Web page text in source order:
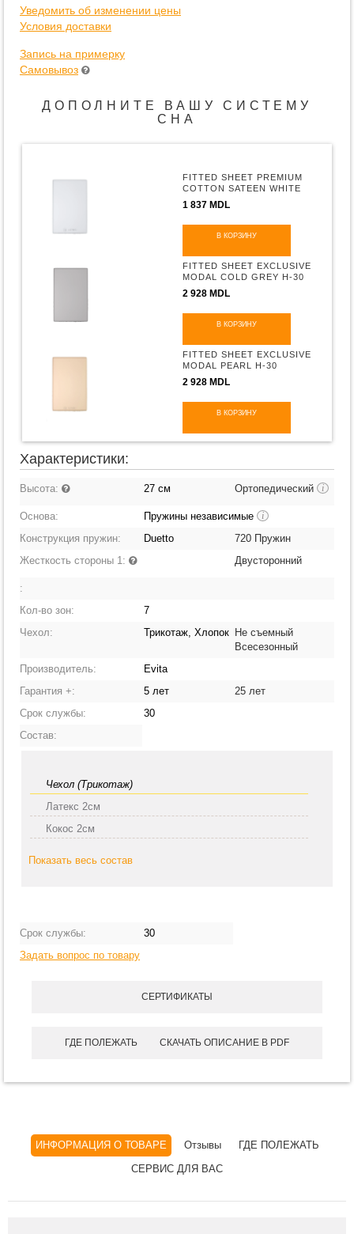
Уведомить об изменении цены
Условия доставки
Запись на примерку
Самовывоз
ДОПОЛНИТЕ ВАШУ СИСТЕМУ
СНА
FITTED SHEET PREMIUM
COTTON SATEEN WHITE
H-30
1 837 MDL
В КОРЗИНУ
FITTED SHEET EXCLUSIVE
MODAL COLD GREY H-30
2 928 MDL
В КОРЗИНУ
FITTED SHEET EXCLUSIVE
MODAL PEARL H-30
2 928 MDL
В КОРЗИНУ
Характеристики:
Высота: 27 см Ортопедический i
Основа: Пружины независимые i
Конструкция пружин: Duetto
720 Пружин
Жесткость стороны 1:
Двусторонний
:
Кол-во зон:
7
Чехол:
Трикотаж, Хлопок Не съемный
Всесезонный
Производитель:
Evita
Гарантия +:
5 лет
25 лет
Срок службы:
30
Состав:
Чехол (Трикотаж)
Латекс 2см
Кокос 2см
Показать весь состав
Срок службы:
30
Задать вопрос по товару
СЕРТИФИКАТЫ
ГДЕ ПОЛЕЖАТЬ СКАЧАТЬ ОПИСАНИЕ В PDF
ИНФОРМАЦИЯ О ТОВАРЕ Отзывы
ГДЕ ПОЛЕЖАТЬ
СЕРВИС ДЛЯ ВАС